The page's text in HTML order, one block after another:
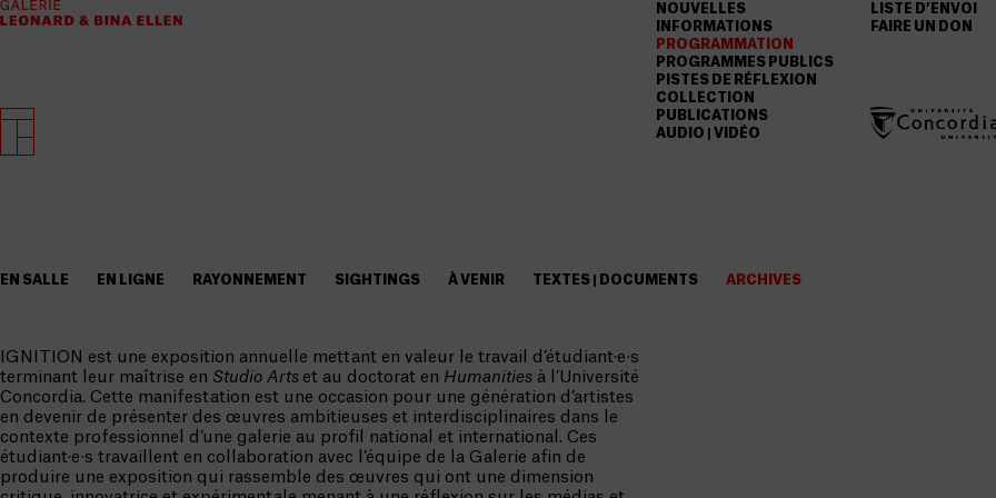
NOUVELLES
INFORMATIONS
PROGRAMMATION
PROGRAMMES PUBLICS
PISTES DE RÉFLEXION
COLLECTION
PUBLICATIONS
AUDIO | VIDÉO
LISTE D’ENVOI
FAIRE UN DON
EN SALLE EN LIGNE RAYONNEMENT SIGHTINGS À VENIR TEXTES | DOCUMENTS ARCHIVES
IGNITION est une exposition annuelle mettant en valeur le travail d’étudiant·e·s
terminant leur maîtrise en Studio Arts et au doctorat en Humanities à l’Université
Concordia. Cette manifestation est une occasion pour une génération d’artistes
en devenir de présenter des œuvres ambitieuses et interdisciplinaires dans le
contexte professionnel d’une galerie au profil national et international. Ces
étudiant·e·s travaillent en collaboration avec l’équipe de la Galerie afin de
produire une exposition qui rassemble des œuvres qui ont une dimension